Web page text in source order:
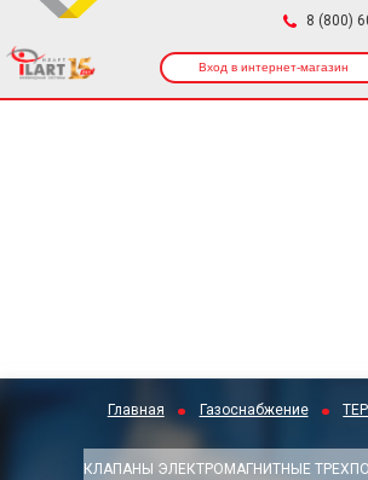
8 (800)
Вход в интернет-магазин
Главная Газоснабжение
КЛАПАНЫ ЭЛЕКТРОМАГНИТНЫЕ